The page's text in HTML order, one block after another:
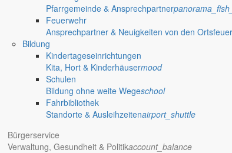
Pfarrgemeinde & Ansprechpartner
Feuerwehr
Ansprechpartner & Neuigkeiten von den
Bildung
Kindertageseinrichtungen
Kita, Hort & Kinderhäusermood
Schulen
Bildung ohne weite Wegeschool
Fahrbibliothek
Standorte & Ausleihzeitenairport_shuttle
Bürgerservice
Verwaltung, Gesundheit & Politikaccount_balance
Deutsch-Paulsdorf
Jauernick-Buschbach